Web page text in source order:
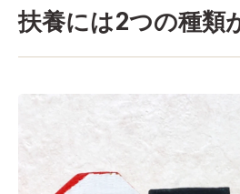
扶養には2つの種類